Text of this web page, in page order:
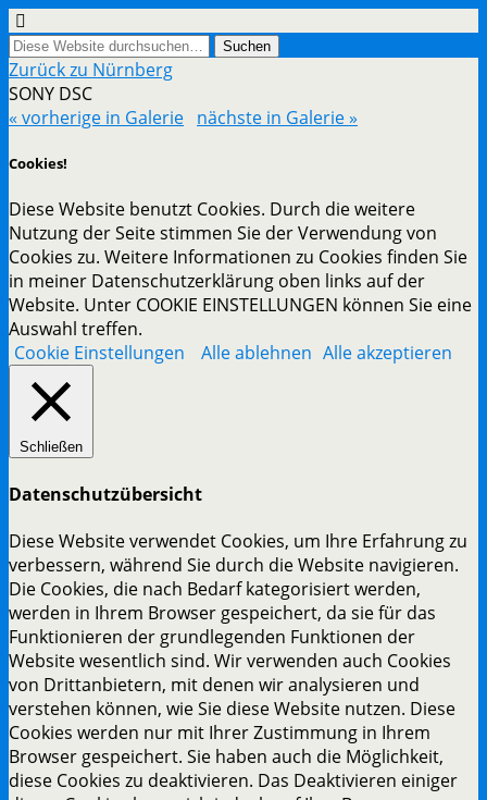
Zurück zu Nürnberg
SONY DSC
« vorherige in Galerie nächste in Galerie »
Cookies!
Diese Website benutzt Cookies. Durch die weitere
Nutzung der Seite stimmen Sie der Verwendung von
Cookies zu. Weitere Informationen zu Cookies finden Sie
in meiner Datenschutzerklärung oben links auf der
Website. Unter COOKIE EINSTELLUNGEN können Sie eine
Auswahl treffen.
Cookie Einstellungen
Alle ablehnen Alle akzeptieren
Schließen
Datenschutzübersicht
Diese Website verwendet Cookies, um Ihre Erfahrung zu
verbessern, während Sie durch die Website navigieren.
Die Cookies, die nach Bedarf kategorisiert werden,
werden in Ihrem Browser gespeichert, da sie für das
Funktionieren der grundlegenden Funktionen der
Website wesentlich sind. Wir verwenden auch Cookies
von Drittanbietern, mit denen wir analysieren und
verstehen können, wie Sie diese Website nutzen. Diese
Cookies werden nur mit Ihrer Zustimmung in Ihrem
Browser gespeichert. Sie haben auch die Möglichkeit,
diese Cookies zu deaktivieren. Das Deaktivieren einiger